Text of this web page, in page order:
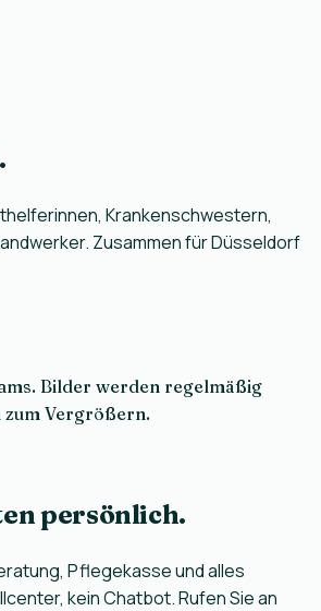
Krankenschwestern,
Zusammen für Düsseldorf
Bilder werden regelmäßig
zum Vergrößern.
persönlich.
Pflegekasse und alles
kein Chatbot. Rufen Sie an